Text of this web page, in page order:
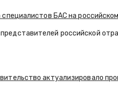
БАС на
российской
актуализировало